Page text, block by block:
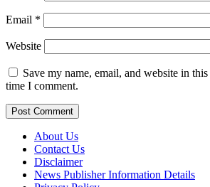
Email *
Website
Save my name, email, and website in
time I comment.
About Us
Contact Us
Disclaimer
News Publisher Information Details